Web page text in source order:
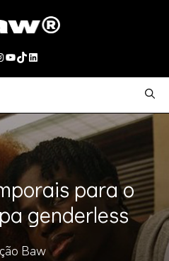
Youtube
TikTokLinkedIn
para o
genderless
Baw